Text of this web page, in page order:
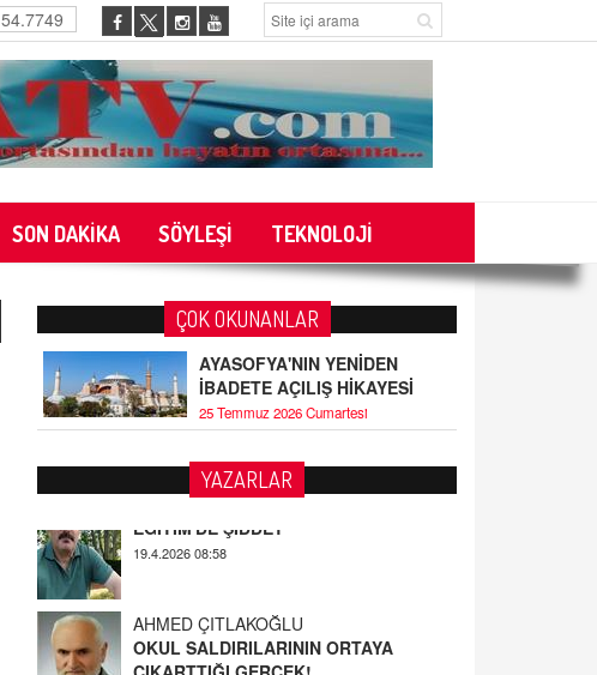
54.7749
SON DAKİKA SÖYLEŞİ TEKNOLOJİ
ÇOK OKUNANLAR
AYASOFYA'NIN YENİDEN
İBADETE AÇILIŞ HİKAYESİ
25 Temmuz 2026 Cumartesi
YAZARLAR
AHMED ÇITLAKOĞLU
OKUL SALDIRILARININ ORTAYA
21.4.2026 21:50
Fatih Bayhan